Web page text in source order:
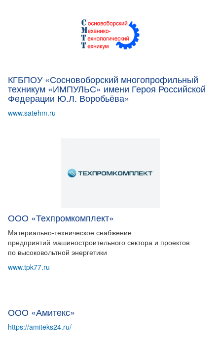
КГБПОУ «Сосновоборский многопрофильный
техникум «ИМПУЛЬС» имени Героя Российской
Федерации Ю.Л. Воробьёва»
www.satehm.ru
ООО «Техпромкомплект»
Материально-техническое снабжение
предприятий машиностроительного сектора и проектов
по высоковольтной энергетики
www.tpk77.ru
ООО «Амитекс»
https://amiteks24.ru/